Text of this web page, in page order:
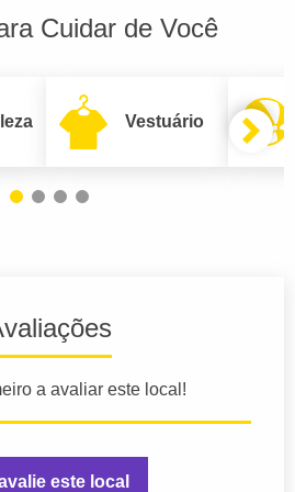
Cuidar de Você
Vestuário
a avaliar este local!
este local